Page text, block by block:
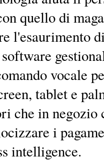
quello di
l'esaurimento
vocale
tablet e
che in
i
intelligence.